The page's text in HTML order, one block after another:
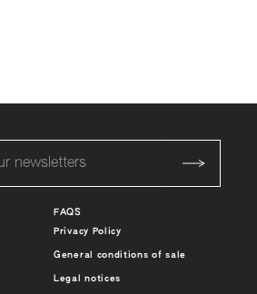
FAQS
Privacy Policy
General conditions of sale
Legal notices